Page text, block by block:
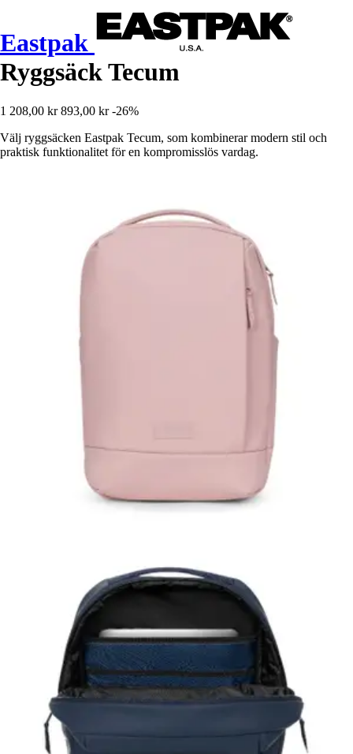
Eastpak
Ryggsäck Tecum
1 208,00 kr 893,00 kr -26%
Välj ryggsäcken Eastpak Tecum, som kombinerar modern stil och
praktisk funktionalitet för en kompromisslös vardag.